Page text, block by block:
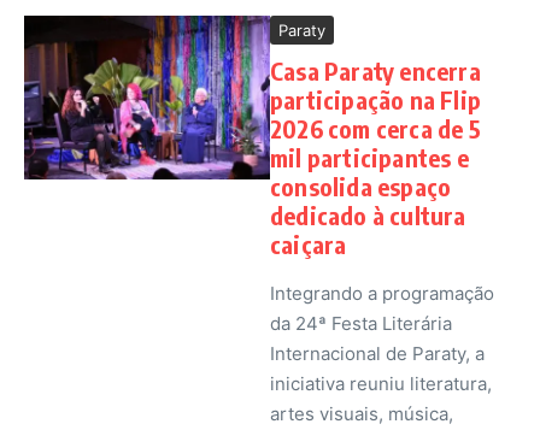
Paraty
Casa Paraty encerra
participação na Flip
2026 com cerca de 5
mil participantes e
consolida espaço
dedicado à cultura
caiçara
Integrando a programação
da 24ª Festa Literária
Internacional de Paraty, a
iniciativa reuniu literatura,
artes visuais, música,